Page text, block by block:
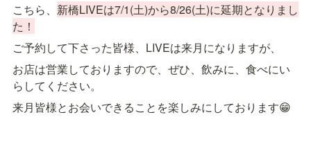
こちら、 新橋LIVEは7/1(土)から8/26(土)に延期となりまし
た！
ご予約して下さった皆様、LIVEは来月になりますが、
お店は営業しておりますので、ぜひ、飲みに、食べにい
らしてください。
来月皆様とお会いできることを楽しみにしております😁